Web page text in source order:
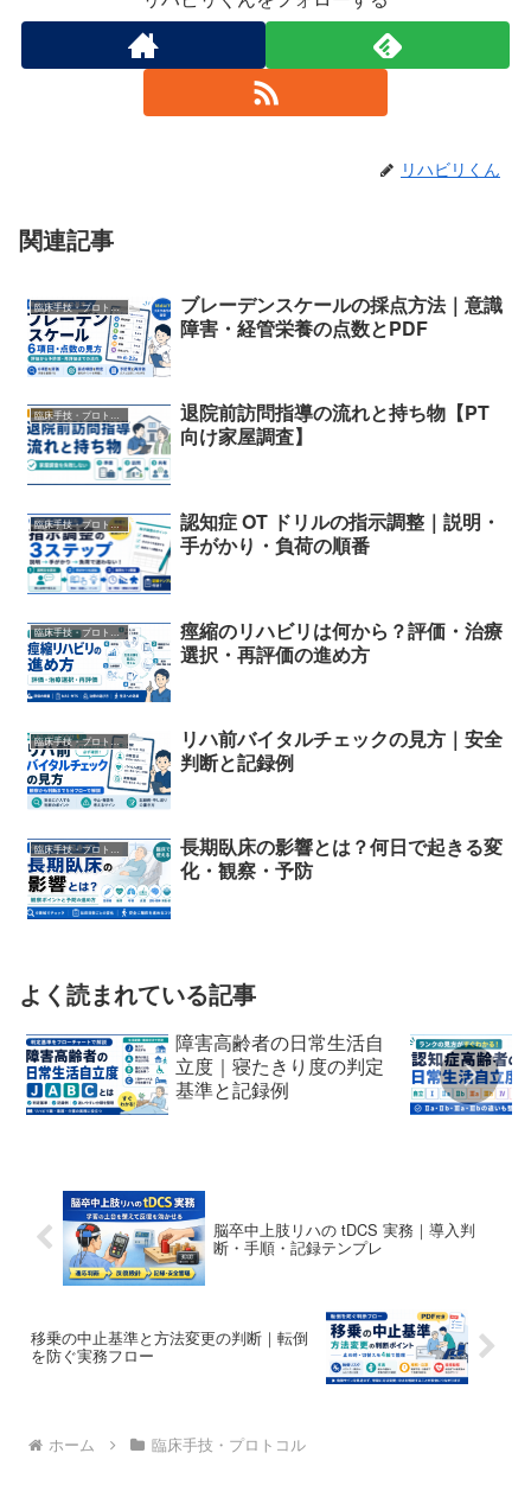
リハビリくん
関連記事
臨床手技・プロトコル
ブレーデンスケールの採点方法｜意識
障害・経管栄養の点数とPDF
退院前訪問指導の流れと持ち物【PT
向け家屋調査】
臨床手技・プロトコル
認知症 OT ドリルの指示調整｜説明・
手がかり・負荷の順番
臨床手技・プロトコル
痙縮のリハビリは何から？評価・治療
選択・再評価の進め方
臨床手技・プロトコル
リハ前バイタルチェックの見方｜安全
判断と記録例
長期臥床の影響とは？何日で起きる変
化・観察・予防
よく読まれている記事
障害高齢者の日常生活自
立度｜寝たきり度の判定
基準と記録例
脳卒中上肢リハの tDCS 実務｜導入判
断・手順・記録テンプレ
移乗の中止基準と方法変更の判断｜転倒
を防ぐ実務フロー
ホーム 臨床手技・プロトコル